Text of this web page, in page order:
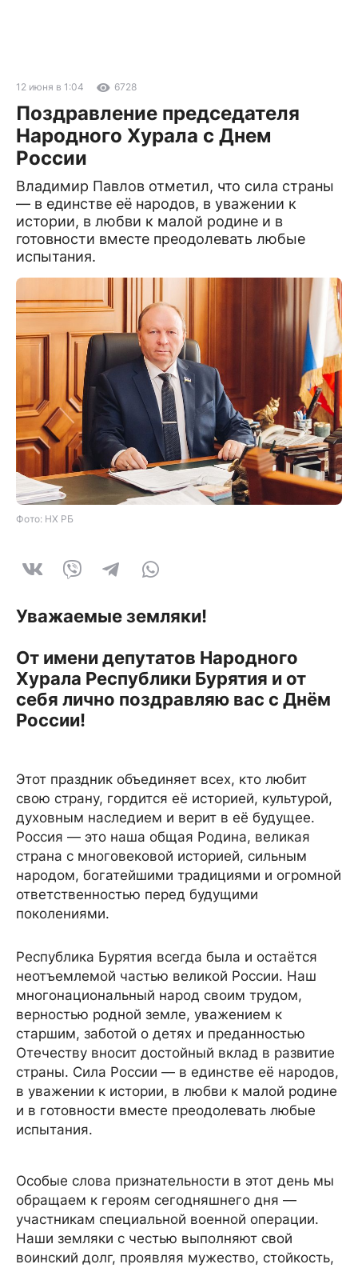
12 июня в 1:04 6728
Поздравление председателя
Народного Хурала с Днем
России
Владимир Павлов отметил, что сила страны
— в единстве её народов, в уважении к
истории, в любви к малой родине и в
готовности вместе преодолевать любые
испытания.
Фото: НХ РБ
Уважаемые земляки!
От имени депутатов Народного
Хурала Республики Бурятия и от
себя лично поздравляю вас с Днём
России!
Этот праздник объединяет всех, кто любит
свою страну, гордится её историей, культурой,
духовным наследием и верит в её будущее.
Россия — это наша общая Родина, великая
страна с многовековой историей, сильным
народом, богатейшими традициями и огромной
ответственностью перед будущими
поколениями.
Республика Бурятия всегда была и остаётся
неотъемлемой частью великой России. Наш
многонациональный народ своим трудом,
верностью родной земле, уважением к
старшим, заботой о детях и преданностью
Отечеству вносит достойный вклад в развитие
страны. Сила России — в единстве её народов,
в уважении к истории, в любви к малой родине
и в готовности вместе преодолевать любые
испытания.
Особые слова признательности в этот день мы
обращаем к героям сегодняшнего дня —
участникам специальной военной операции.
Наши земляки с честью выполняют свой
воинский долг, проявляя мужество, стойкость,